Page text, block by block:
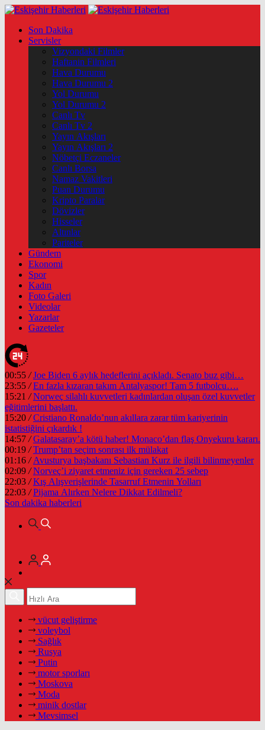
Son Dakika
Servisler
Vizyondaki Filmler
Haftanin Filmleri
Hava Durumu
Hava Durumu 2
Yol Durumu
Yol Durumu 2
Canlı Tv
Canlı Tv 2
Yayın Akışları
Yayın Akışları 2
Nöbetçi Eczaneler
Canlı Borsa
Namaz Vakitleri
Puan Durumu
Kripto Paralar
Dövizler
Hisseler
Altınlar
Pariteler
Gündem
Ekonomi
Spor
Kadın
Foto Galeri
Videolar
Yazarlar
Gazeteler
00:55 / Joe Biden 6 aylık hedeflerini açıkladı. Senato buz gibi…
23:55 / En fazla kızaran takım Antalyaspor! Tam 5 futbolcu….
15:21 / Norweç silahlı kuvvetleri kadınlardan oluşan özel kuvvetler
eğitimlerini başlattı.
15:20 / Cristiano Ronaldo’nun akıllara zarar tüm kariyerinin
istatistiğini çıkardık !
14:57 / Galatasaray’a kötü haber! Monaco’dan flaş Onyekuru kararı.
00:19 / Trump’tan seçim sonrası ilk mülakat
01:16 / Avusturya başbakanı Sebastian Kurz ile ilgili bilinmeyenler
02:09 / Norveç’i ziyaret etmeniz için gereken 25 sebep
22:03 / Kış Alışverişlerinde Tasarruf Etmenin Yolları
22:03 / Pijama Alırken Nelere Dikkat Edilmeli?
Son dakika haberleri
vücut geliştirme
voleybol
Sağlık
Rusya
Putin
motor sporları
Moskova
Moda
minik dostlar
Mevsimsel